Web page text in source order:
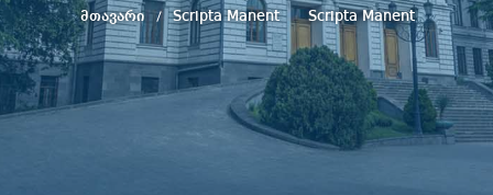
მთავარი Scripta Manent Scripta Manent